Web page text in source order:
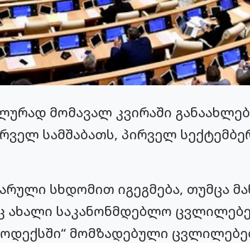
მომავალ კვირაში
სამშაბათს, პირველ
სხდომით იგეგმება, თუმცა
ახალი საკანონმდებლო
მომზადებული